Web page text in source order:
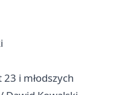
i młodszych